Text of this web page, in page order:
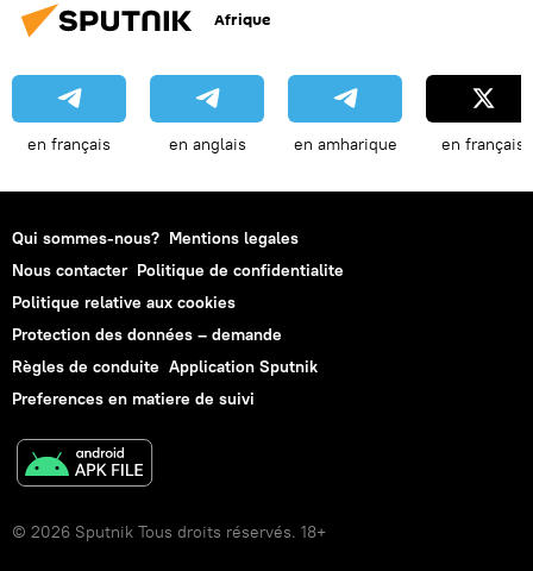
Afrique
en français en anglais en amharique en français
Qui sommes-nous? Mentions legales
Nous contacter Politique de confidentialite
Politique relative aux cookies
Protection des données – demande
Règles de conduite Application Sputnik
Preferences en matiere de suivi
© 2026 Sputnik Tous droits réservés. 18+